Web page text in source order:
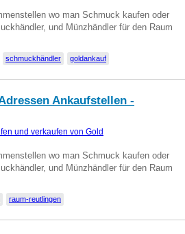
wo man Schmuck kaufen oder
und Münzhändler für den Raum
schmuckhändler goldankauf
Ankaufstellen -
und verkaufen von Gold
wo man Schmuck kaufen oder
und Münzhändler für den Raum
raum-reutlingen